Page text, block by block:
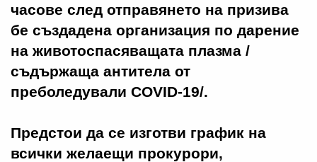
часове след отправянето на призива
бе създадена организация по дарение
на животоспасяващата плазма /
съдържаща антитела от
преболедували COVID-19/.
Предстои да се изготви график на
всички желаещи прокурори,